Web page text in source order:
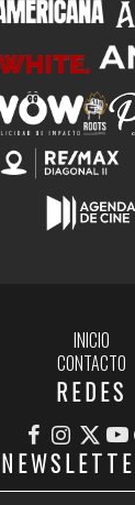
INICIO
CONTACTO
REDES